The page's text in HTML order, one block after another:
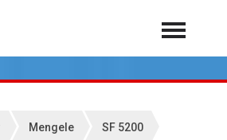
Home
7.000 Testberichte
Mengele SF 5200